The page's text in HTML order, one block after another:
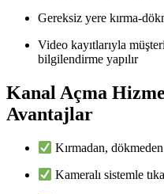
Gereksiz yere kırma-
Video kayıtlarıyla
bilgilendirme yapılır
Kanal Açma
Avantajlar
Kırmadan,
Kameralı sistemle